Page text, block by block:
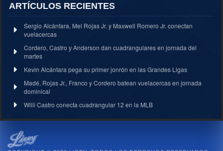
ARTÍCULOS RECIENTES
Sergio Alcántara, Mel Rojas Jr. y Maxwell Romero Jr. conectan
vuelacercas
Cordero, Castro y Anderson dan cuadrangulares en jornada del
martes
Kevin Alcántara pega su primer jonrón en las Grandes Ligas
Madé, Rojas Jr., Franco y Cordero batean vuelacercas en jornada
dominical
Willi Castro conecta cuadrangular 12 en la MLB